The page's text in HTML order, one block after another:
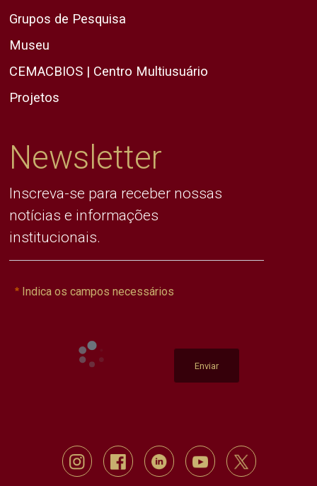
Grupos de Pesquisa
Museu
CEMACBIOS | Centro Multiusuário
Projetos
Newsletter
Inscreva-se para receber nossas
notícias e informações
institucionais.
Indica os campos necessários
Enviar